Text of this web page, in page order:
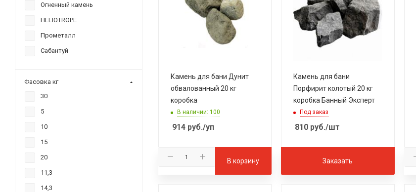
Камень для бани Дунит
обвалованный 20 кг
коробка
В наличии: 100
914 руб./уп
В корзину
Камень для бани
Порфирит колотый 20 кг
коробка Банный Эксперт
Под заказ
810 руб./шт
Заказать
Огненный камень
HELIOTROPE
Прометалл
Сабантуй
Фасовка кг
30
5
10
15
20
11,3
14,3